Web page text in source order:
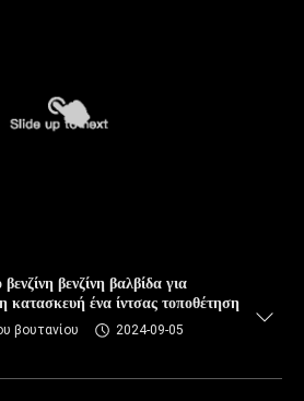
βενζίνη βαλβίδα για
κατασκευή ένα ίντσας τοποθέτηση
βουτανίου
2024-09-05